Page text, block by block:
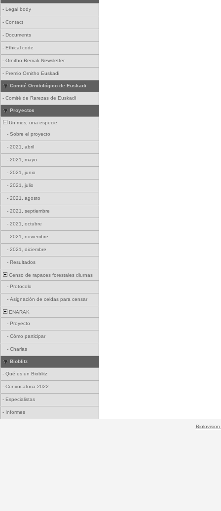
- Legal body
- Contact
- Documents
- Ethical code
- Ornitho Berriak Newsletter
- Premio Ornitho Euskadi
Comité Ornitológico de Euskadi
- Comité de Rarezas de Euskadi
Proyectos
Un mes, una especie
- Sobre el proyecto
- 2021, abril
- 2021, mayo
- 2021, junio
- 2021, julio
- 2021, agosto
- 2021, septiembre
- 2021, octubre
- 2021, noviembre
- 2021, diciembre
- Resultados
Censo de rapaces forestales diurnas
- Protocolo
- Asignación de celdas para censar
ENARAK
- Proyecto
- Cómo participar
- Charlas
Bioblitz
- Qué es un Bioblitz
- Convocatoria 2022
- Especialistas
- Informes
Biolovision